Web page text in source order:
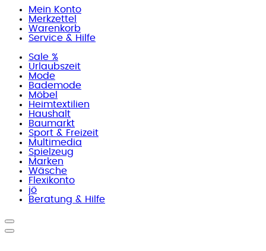
Mein Konto
Merkzettel
Warenkorb
Service & Hilfe
Sale %
Urlaubszeit
Mode
Bademode
Möbel
Heimtextilien
Haushalt
Baumarkt
Sport & Freizeit
Multimedia
Spielzeug
Marken
Wäsche
Flexikonto
jö
Beratung & Hilfe